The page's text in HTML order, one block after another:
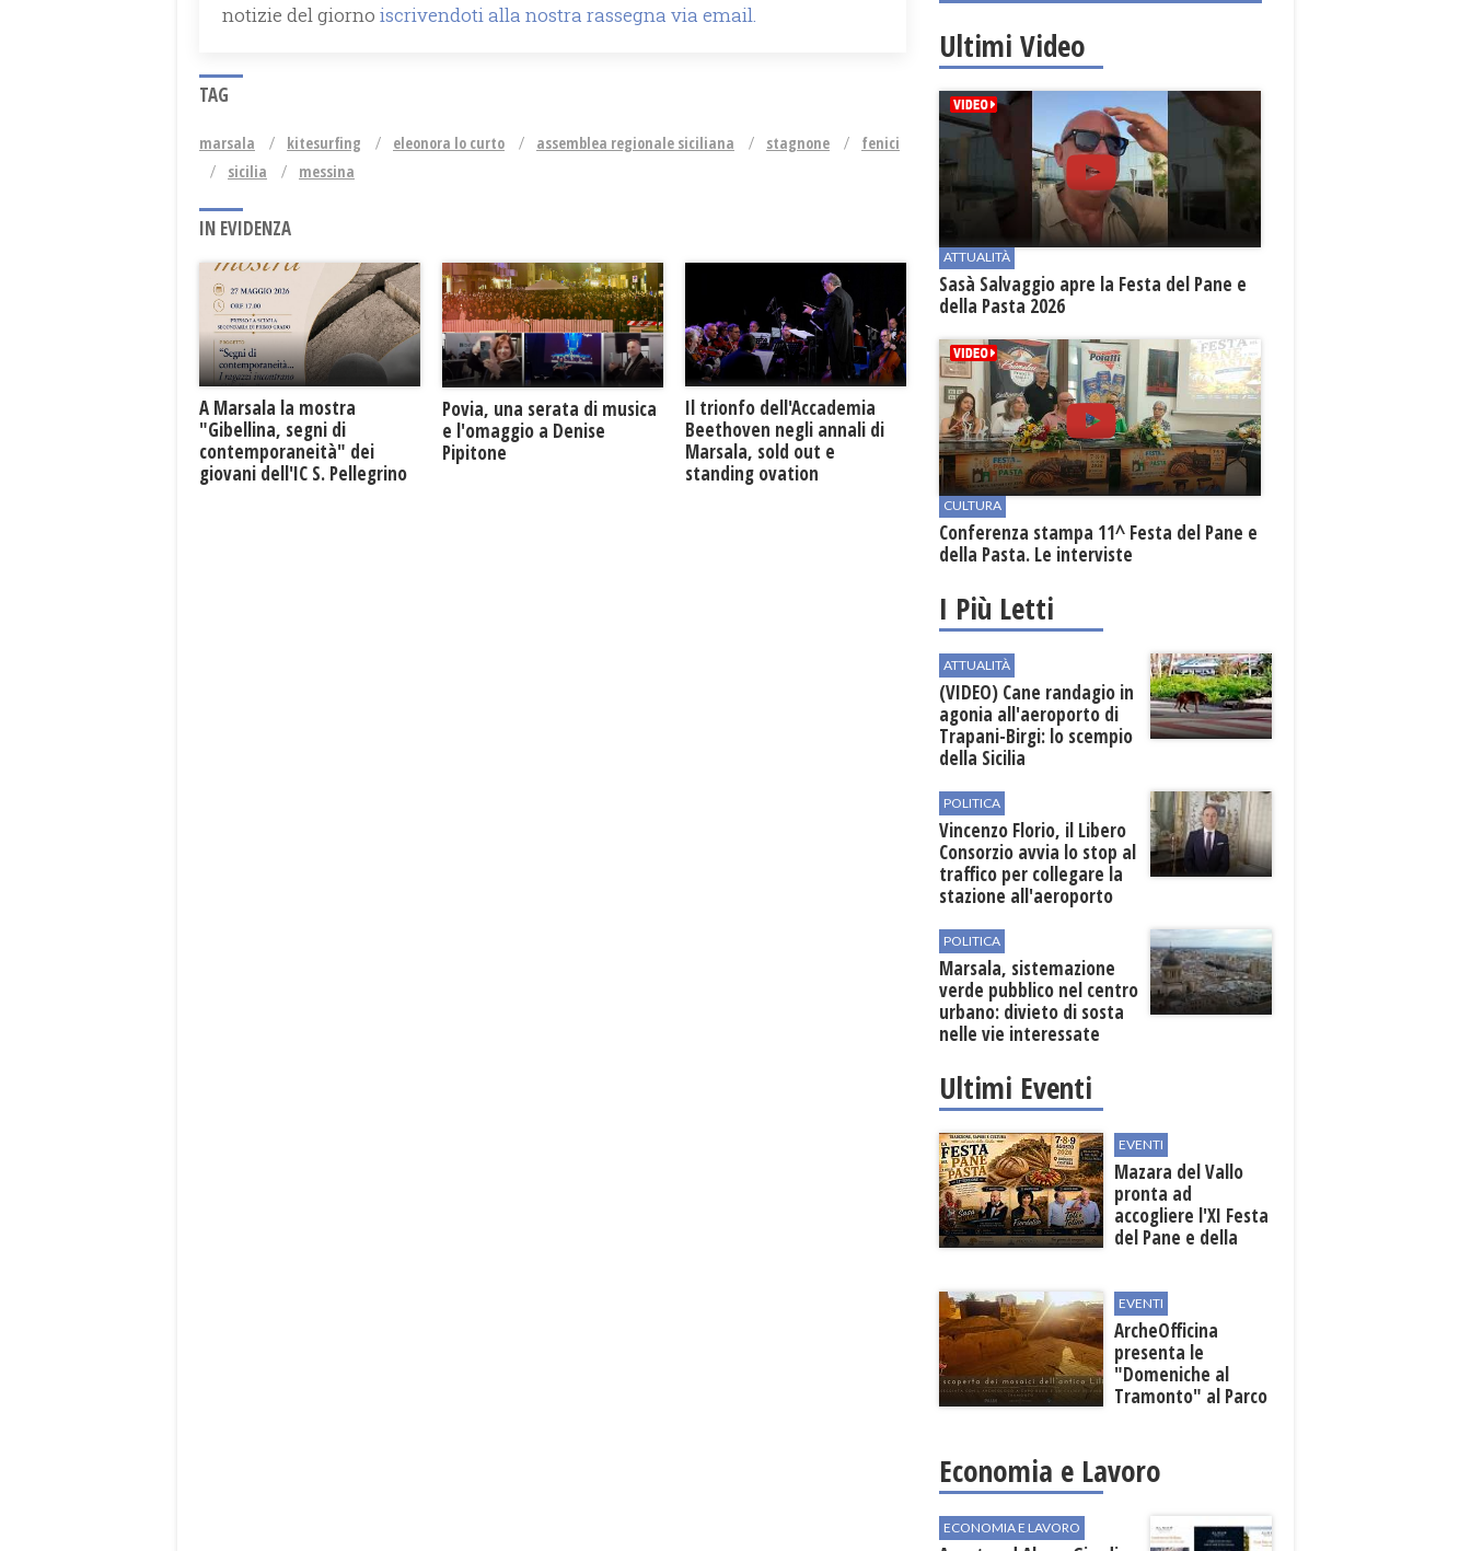
notizie del giorno iscrivendoti alla nostra rassegna via email.
TAG
marsala kitesurfing eleonora lo curto assemblea regionale siciliana stagnone
fenici
sicilia
messina
IN EVIDENZA
A Marsala la mostra
"Gibellina, segni di
contemporaneità" dei
giovani dell'IC S. Pellegrino
Povia, una serata di musica
e l'omaggio a Denise
Pipitone
Il trionfo dell'Accademia
Beethoven negli annali di
Marsala, sold out e
standing ovation
Ultimi Video
ATTUALITÀ
Sasà Salvaggio apre la Festa del Pane e
della Pasta 2026
CULTURA
Conferenza stampa 11^ Festa del Pane e
della Pasta. Le interviste
I Più Letti
ATTUALITÀ
(VIDEO) Cane randagio in
agonia all'aeroporto di
Trapani-Birgi: lo scempio
della Sicilia
POLITICA
Vincenzo Florio, il Libero
Consorzio avvia lo stop al
traffico per collegare la
stazione all'aeroporto
POLITICA
Marsala, sistemazione
verde pubblico nel centro
urbano: divieto di sosta
nelle vie interessate
Ultimi Eventi
EVENTI
Mazara del Vallo
pronta ad
accogliere l'XI Festa
del Pane e della
EVENTI
ArcheOfficina
presenta le
"Domeniche al
Tramonto" al Parco
Economia e Lavoro
ECONOMIA E LAVORO